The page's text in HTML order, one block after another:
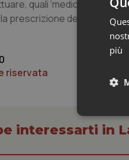
quali ‘medici
prescrizione dei tamponi e
riservata
interessarti in
più